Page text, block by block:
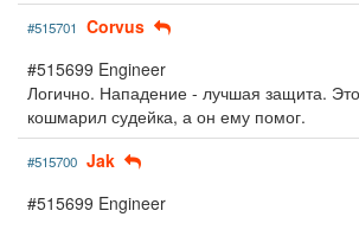
#515701 Corvus
#515699 Engineer
Логично. Нападение - лучшая защита.
кошмарил судейка, а он ему помог.
#515700 Jak
#515699 Engineer